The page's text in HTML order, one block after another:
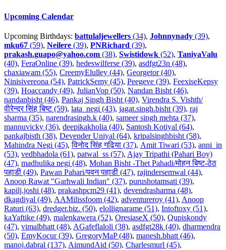
Upcoming Calendar
Upcoming Birthdays: battulaljewellers (34), Johnnynady (39),
mku67 (59), Neilere (39), PNRichard (39),
prakash.guapo@yahoo.com (38), Swistidowk (52), TaniyaValu
(40), FeraOnline (39), hedeswilferse (39), asdfgt23n (48),
chaxiawam (55), CreemyElulley (44), Georgetor (40),
Ninisivereona (54), PatrickSemy (45), Peegeve (39), FeexiseKepsy
(39), Hoaccandy (49), JulianVop (50), Nandan Bisht (46),
nandanbisht (46), Pankaj Singh Bisht (40), Virendra S. Vishth/
वीरेन्द्र सिंह बिष्ट (59), lata_negi (43), jagat.singh.bisht (39), raj
sharma (35), narendrasingh.k (40), sameer singh mehta (37),
mannuvicky (36), deepikakholia (40), Santosh Kotiyal (64),
pankajbisth (38), Devender Uniyal (64), kripalsinghbisht (58),
Mahindra Negi (45),विनोद सिंह गढ़िया (37), Amit Tiwari (53), anni_in
(53), vedbhadola (61), patwal_ss (57), Ajay Tripathi (Pahari Boy)
(47), madhulika negi (48), Mohan Bisht -Thet Pahadi/मोहन बिष्ट-ठेठ
पहाडी (49), Pawan Pahari/पवन पहाडी (47), rajindersemwal (44),
Anoop Rawat "Garhwali Indian" (37), purushotamsati (39),
kapilj.joshi (48), prakashpcm29 (41), devendrasharma (48),
dkagdiyal (49), AAMilissfoom (42), adventureroy (41), Anoop
Raturi (63), dredger.biz. (50), elollignarame (51), Intoftoxy (51),
kaYaftike (49), malenkawera (52), OresiaseX (50), Qupiskondy
(47), vimalbhatt (48), AGafeflaloli (38), asdfgt28k (40), dharmendra
(50), EmyKocur (39), GregoryMaP (48), manesh.bhatt (46),
manoj.dabral (137), AimundAid (50), Charlesmurl (45),